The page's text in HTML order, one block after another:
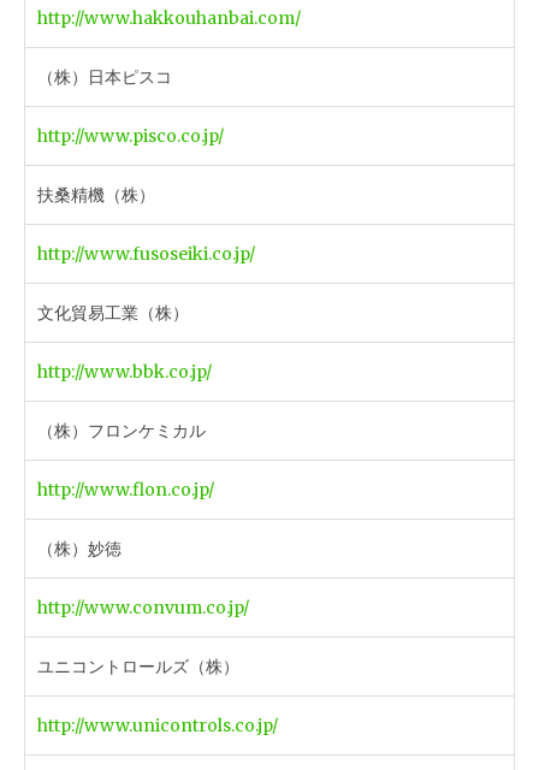
http://www.hakkouhanbai.com/
（株）日本ピスコ
http://www.pisco.co.jp/
扶桑精機（株）
http://www.fusoseiki.co.jp/
文化貿易工業（株）
http://www.bbk.co.jp/
（株）フロンケミカル
http://www.flon.co.jp/
（株）妙徳
http://www.convum.co.jp/
ユニコントロールズ（株）
http://www.unicontrols.co.jp/